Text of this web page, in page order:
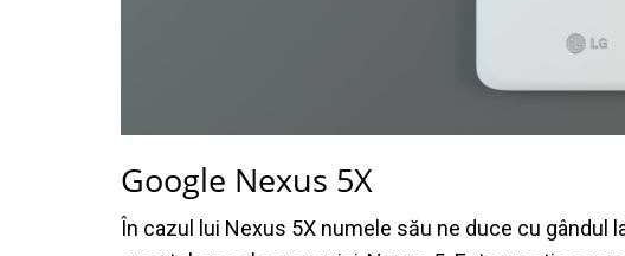
Google Nexus 5X
În cazul lui Nexus 5X numele său ne duce cu gândul